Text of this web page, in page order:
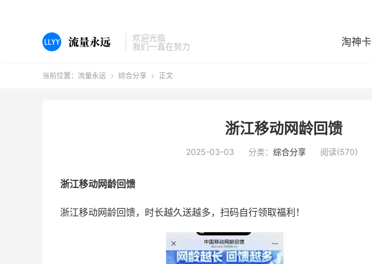
欢迎光临
我们一直在努力
淘神卡
当前位置： 流量永远  综合分享  正文
浙江移动网龄回馈
2025-03-03 分类： 综合分享 阅读(570)
浙江移动网龄回馈
浙江移动网龄回馈，时长越久送越多，扫码自行领取福利！